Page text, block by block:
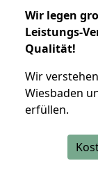
Wir legen
Leistungs-
Qualität!
Wir
Wiesbaden
erfüllen.